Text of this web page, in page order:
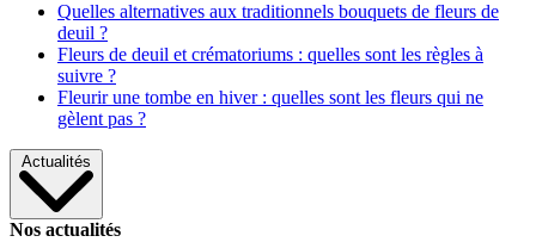
Quelles alternatives aux traditionnels bouquets de fleurs de
deuil ?
Fleurs de deuil et crématoriums : quelles sont les règles à
suivre ?
Fleurir une tombe en hiver : quelles sont les fleurs qui ne
gèlent pas ?
Actualités
Nos actualités